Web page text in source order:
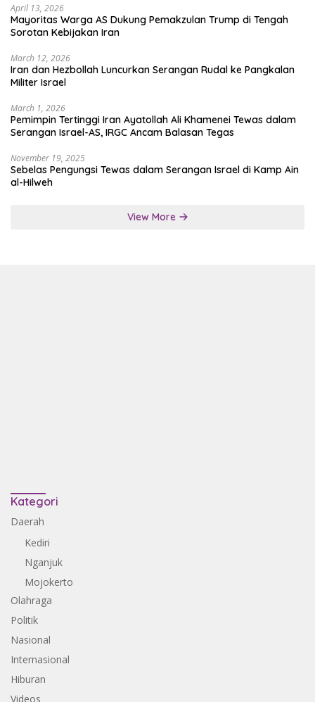
April 13, 2026
Mayoritas Warga AS Dukung Pemakzulan Trump di Tengah
Sorotan Kebijakan Iran
March 12, 2026
Iran dan Hezbollah Luncurkan Serangan Rudal ke Pangkalan
Militer Israel
March 1, 2026
Pemimpin Tertinggi Iran Ayatollah Ali Khamenei Tewas dalam
Serangan Israel-AS, IRGC Ancam Balasan Tegas
November 19, 2025
Sebelas Pengungsi Tewas dalam Serangan Israel di Kamp Ain
al-Hilweh
View More
Kategori
Daerah
Kediri
Nganjuk
Mojokerto
Olahraga
Politik
Nasional
Internasional
Hiburan
Videos